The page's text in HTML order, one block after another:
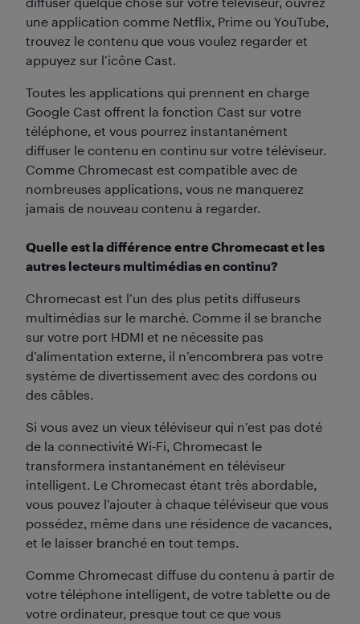
une application comme Netflix, Prime ou YouTube,
trouvez le contenu que vous voulez regarder et
appuyez sur l’icône Cast.
Toutes les applications qui prennent en charge
Google Cast offrent la fonction Cast sur votre
téléphone, et vous pourrez instantanément
diffuser le contenu en continu sur votre téléviseur.
Comme Chromecast est compatible avec de
nombreuses applications, vous ne manquerez
jamais de nouveau contenu à regarder.
Quelle est la différence entre Chromecast et les
autres lecteurs multimédias en continu?
Chromecast est l’un des plus petits diffuseurs
multimédias sur le marché. Comme il se branche
sur votre port HDMI et ne nécessite pas
d’alimentation externe, il n’encombrera pas votre
système de divertissement avec des cordons ou
des câbles.
Si vous avez un vieux téléviseur qui n’est pas doté
de la connectivité Wi-Fi, Chromecast le
transformera instantanément en téléviseur
intelligent. Le Chromecast étant très abordable,
vous pouvez l’ajouter à chaque téléviseur que vous
possédez, même dans une résidence de vacances,
et le laisser branché en tout temps.
Comme Chromecast diffuse du contenu à partir de
votre téléphone intelligent, de votre tablette ou de
votre ordinateur, presque tout ce que vous